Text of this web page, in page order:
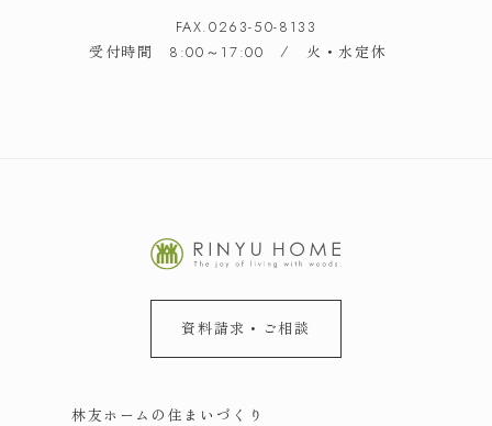
FAX.0263-50-8133
受付時間 8:00～17:00 / 火・水定休
資料請求・ご相談
林友ホームの住まいづくり